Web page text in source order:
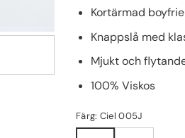
Kortärmad
Knappslå med
Mjukt och
100% Viskos
Färg: Ciel 005J